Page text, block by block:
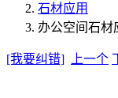
石材应用
办公空间石材
[我要纠错] 上一个